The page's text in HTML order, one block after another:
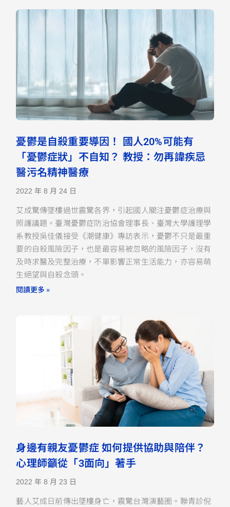
憂鬱是自殺重要導因！ 國人20%可能有
「憂鬱症狀」不自知？ 教授：勿再諱疾忌
醫污名精神醫療
2022 年 8 月 24 日
艾成驚傳墜樓過世震驚各界，引起國人關注憂鬱症治療與
照護議題。臺灣憂鬱症防治協會理事長、臺灣大學護理學
系教授吳佳儀接受《潮健康》專訪表示，憂鬱不只是最重
要的自殺風險因子，也是最容易被忽略的風險因子，沒有
及時求醫及完整治療，不單影響正常生活能力，亦容易萌
生絕望與自殺念頭。
閱讀更多 »
身邊有親友憂鬱症 如何提供協助與陪伴？
心理師籲從「3面向」著手
2022 年 8 月 23 日
藝人艾成日前傳出墜樓身亡，震驚台灣演藝圈。聯青診倪